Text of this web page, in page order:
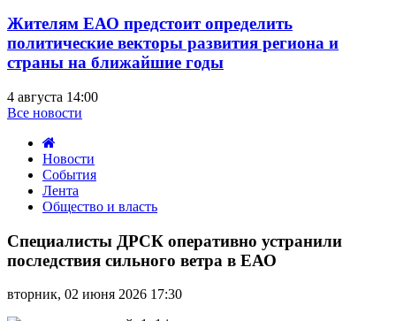
Жителям ЕАО предстоит определить
политические векторы развития региона и
страны на ближайшие годы
4 августа 14:00
Все новости
Новости
События
Лента
Общество и власть
ДРСК
оперативно
устранили
сильного
Специалисты ДРСК оперативно устранили
последствия сильного ветра в ЕАО
вторник, 02 июня 2026 17:30